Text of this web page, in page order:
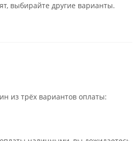
выбирайте другие варианты.
из трёх вариантов оплаты: